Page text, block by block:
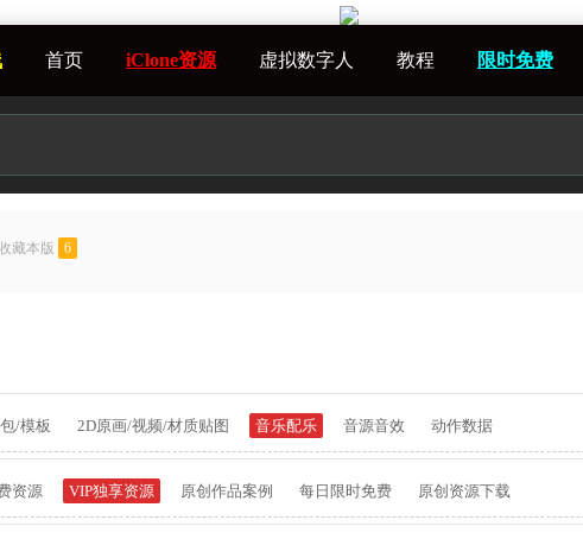
首页 iClone资源 虚拟数字人 教程 限时免费
藏本版 6
/模板 2D原画/视频/材质贴图 音乐配乐 音源音效 动作数据
资源 VIP独享资源 原创作品案例 每日限时免费 原创资源下载